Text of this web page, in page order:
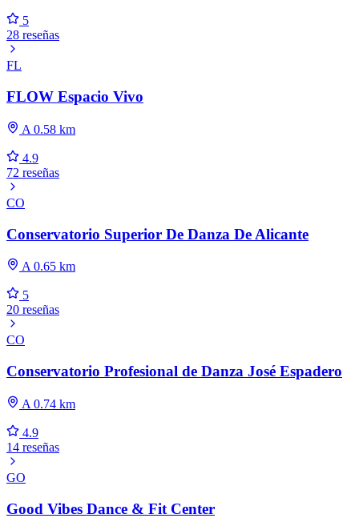
5
28 reseñas
FL
FLOW Espacio Vivo
A 0.58 km
4.9
72 reseñas
CO
Conservatorio Superior De Danza De Alicante
A 0.65 km
5
20 reseñas
CO
Conservatorio Profesional de Danza José Espadero
A 0.74 km
4.9
14 reseñas
GO
Good Vibes Dance & Fit Center